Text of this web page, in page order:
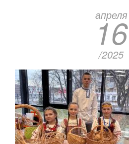
апреля
16
/2025